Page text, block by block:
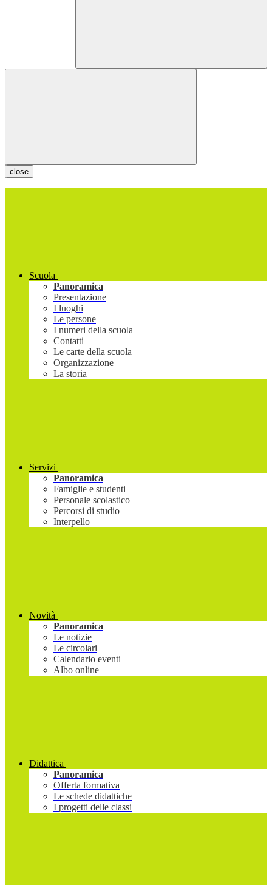
close
Scuola
Panoramica
Presentazione
I luoghi
Le persone
I numeri della scuola
Contatti
Le carte della scuola
Organizzazione
La storia
Servizi
Panoramica
Famiglie e studenti
Personale scolastico
Percorsi di studio
Interpello
Novità
Panoramica
Le notizie
Le circolari
Calendario eventi
Albo online
Didattica
Panoramica
Offerta formativa
Le schede didattiche
I progetti delle classi